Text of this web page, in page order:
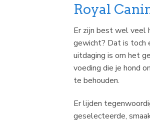
Royal
Er zijn best wel veel
gewicht? Dat is toch
uitdaging is om het
voeding die je hond
te behouden.
Er lijden
geselecteerde,